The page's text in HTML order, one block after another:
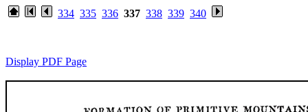
334 335 336 337 338 339 340
Display PDF Page